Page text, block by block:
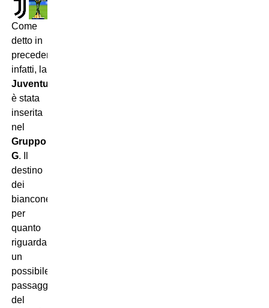
Come
detto in
precedenza,
infatti, la
Juventus
è stata
inserita
nel
Gruppo
G. Il
destino
dei
bianconeri,
per
quanto
riguarda
un
possibile
passaggio
del